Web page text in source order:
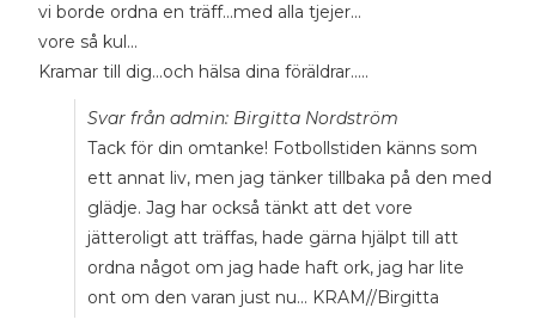
vi borde ordna en träff...med alla tjejer...
vore så kul...
Kramar till dig...och hälsa dina föräldrar.....
Svar från admin: Birgitta Nordström
Tack för din omtanke! Fotbollstiden känns som
ett annat liv, men jag tänker tillbaka på den med
glädje. Jag har också tänkt att det vore
jätteroligt att träffas, hade gärna hjälpt till att
ordna något om jag hade haft ork, jag har lite
ont om den varan just nu... KRAM//Birgitta